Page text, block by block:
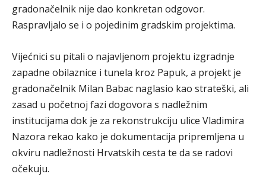
gradonačelnik nije dao konkretan odgovor.
Raspravljalo se i o pojedinim gradskim projektima.
Vijećnici su pitali o najavljenom projektu izgradnje
zapadne obilaznice i tunela kroz Papuk, a projekt je
gradonačelnik Milan Babac naglasio kao strateški, ali
zasad u početnoj fazi dogovora s nadležnim
institucijama dok je za rekonstrukciju ulice Vladimira
Nazora rekao kako je dokumentacija pripremljena u
okviru nadležnosti Hrvatskih cesta te da se radovi
očekuju.